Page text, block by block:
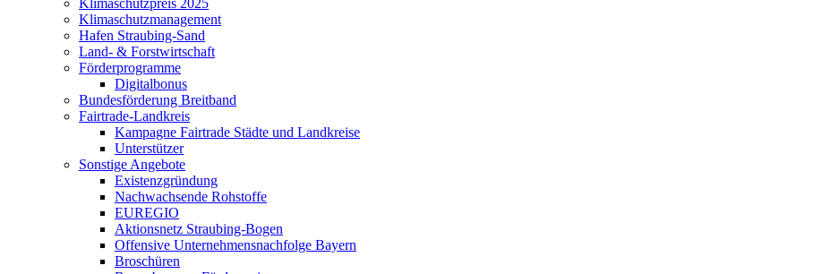
Klimaschutzpreis 2025
Klimaschutzmanagement
Hafen Straubing-Sand
Land- & Forstwirtschaft
Förderprogramme
Digitalbonus
Bundesförderung Breitband
Fairtrade-Landkreis
Kampagne Fairtrade Städte und Landkreise
Unterstützer
Sonstige Angebote
Existenzgründung
Nachwachsende Rohstoffe
EUREGIO
Aktionsnetz Straubing-Bogen
Offensive Unternehmensnachfolge Bayern
Broschüren